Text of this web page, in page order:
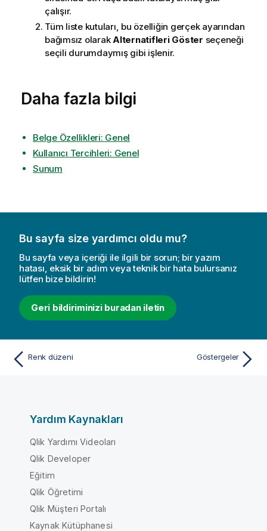
çalışır.
Tüm liste kutuları, bu özelliğin gerçek ayarından
bağımsız olarak Alternatifleri Göster seçeneği
seçili durumdaymış gibi işlenir.
Daha fazla bilgi
Belge Özellikleri: Genel
Kullanıcı Tercihleri: Genel
Sunum
Bu sayfa size yardımcı oldu mu?
Bu sayfa veya içeriği ile ilgili bir sorun; bir yazım
hatası, eksik bir adım veya teknik bir hata bulursanız
lütfen bize bildirin!
Geri bildiriminizi buradan iletin
Renk düzeni Göstergeler
Yardım Kaynakları
Qlik Yardımı Videoları
Qlik Developer
Eğitim
Qlik Öğretimi
Qlik Müşteri Portalı
Kaynak Kütüphanesi